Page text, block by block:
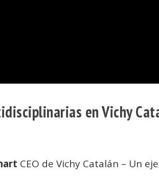
en Vichy
CEO de Vichy Catalán – Un